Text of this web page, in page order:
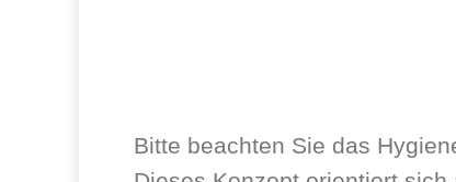
Bitte beachten Sie das